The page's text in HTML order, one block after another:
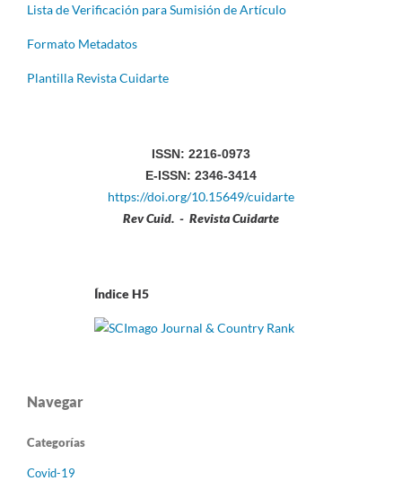
Lista de Verificación para Sumisión de Artículo
Formato Metadatos
Plantilla Revista Cuidarte
ISSN: 2216-0973
E-ISSN: 2346-3414
https://doi.org/10.15649/cuidarte
Rev Cuid. - Revista Cuidarte
Índice H5
Navegar
Categorías
Covid-19